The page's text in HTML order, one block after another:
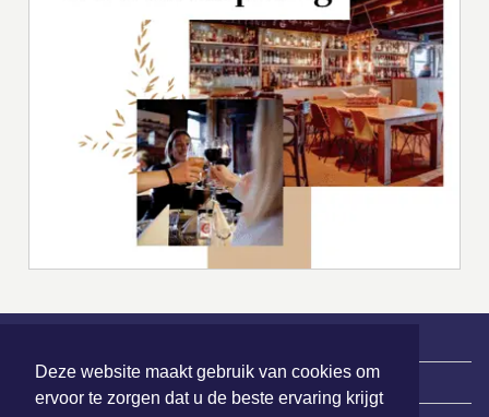
Deze website maakt gebruik van cookies om
ervoor te zorgen dat u de beste ervaring krijgt
| Nieuws | Sport | Evenementen